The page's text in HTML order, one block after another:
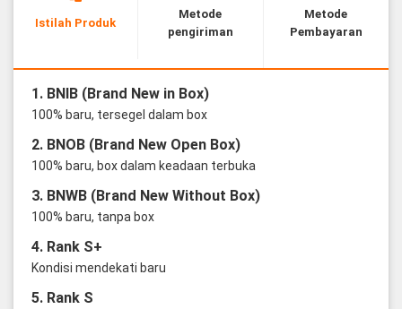
Istilah Produk
Metode
pengiriman
Metode
Pembayaran
1. BNIB (Brand New in Box)
100% baru, tersegel dalam box
2. BNOB (Brand New Open Box)
100% baru, box dalam keadaan terbuka
3. BNWB (Brand New Without Box)
100% baru, tanpa box
4. Rank S+
Kondisi mendekati baru
5. Rank S